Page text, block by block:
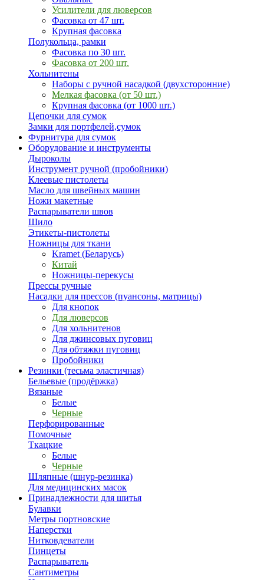
Усилители для люверсов
Фасовка от 47 шт.
Крупная фасовка
Полукольца, рамки
Фасовка по 30 шт.
Фасовка от 200 шт.
Хольнитены
Наборы с ручной насадкой (двухсторонние)
Мелкая фасовка (от 50 шт.)
Крупная фасовка (от 1000 шт.)
Цепочки для сумок
Замки для портфелей,сумок
Фурнитура для сумок
Оборудование и инструменты
Дыроколы
Инструмент ручной (пробойники)
Клеевые пистолеты
Масло для швейных машин
Ножи макетные
Распарыватели швов
Шило
Этикеты-пистолеты
Ножницы для ткани
Kramet (Беларусь)
Китай
Ножницы-перекусы
Прессы ручные
Насадки для прессов (пуансоны, матрицы)
Для кнопок
Для люверсов
Для хольнитенов
Для джинсовых пуговиц
Для обтяжки пуговиц
Пробойники
Резинки (тесьма эластичная)
Бельевые (продёржка)
Вязаные
Белые
Черные
Перфорированные
Помочные
Ткацкие
Белые
Черные
Шляпные (шнур-резинка)
Для медицинских масок
Принадлежности для шитья
Булавки
Метры портновские
Наперстки
Нитковдеватели
Пинцеты
Распарыватель
Сантиметры